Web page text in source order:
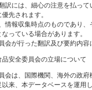
訳には、細心の注意を払って
先されます。
情報収集時点のものであり、
っている場合があります。
会が行った翻訳及び要約内容
安全委員会の立場について
会は、国際機関、海外の政
来、本データベースを運用し